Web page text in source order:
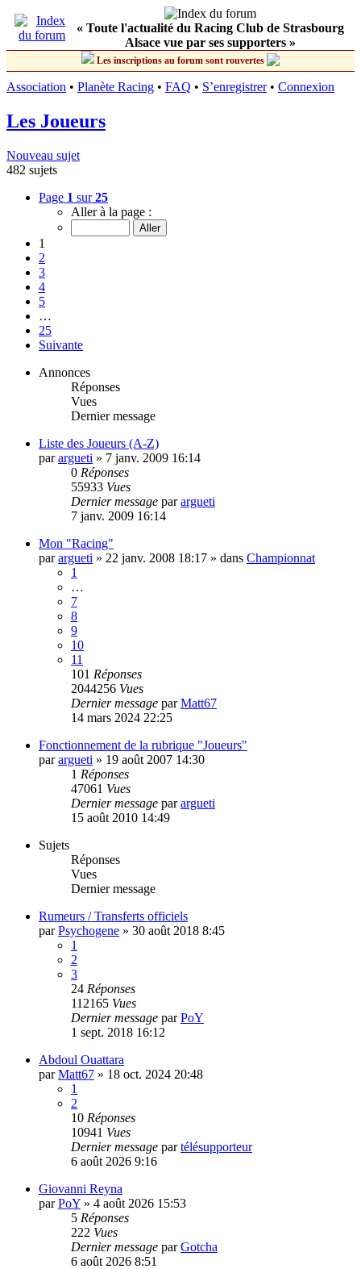
« Toute l'actualité du Racing Club de Strasbourg
Alsace vue par ses supporters »
Les inscriptions au forum sont rouvertes
Association • Planète Racing • FAQ • S’enregistrer• Connexion
Les Joueurs
Nouveau sujet
482 sujets
Page 1 sur25
Aller à la page :
1
2
3
4
5
…
25
Suivante
Annonces
Réponses
Vues
Dernier message
Liste des Joueurs (A-Z)
parargueti » 7 janv. 2009 16:14
0 Réponses
55933 Vues
Dernier message parargueti
7 janv. 2009 16:14
Mon "Racing"
parargueti » 22 janv. 2008 18:17 » dans Championnat
1
…
7
8
9
10
11
101 Réponses
2044256 Vues
Dernier message parMatt67
14 mars 2024 22:25
Fonctionnement de la rubrique "Joueurs"
parargueti » 19 août 2007 14:30
1 Réponses
47061 Vues
Dernier message parargueti
15 août 2010 14:49
Sujets
Réponses
Vues
Dernier message
Rumeurs / Transferts officiels
parPsychogene » 30 août 2018 8:45
1
2
3
24 Réponses
112165 Vues
Dernier message parPoY
1 sept. 2018 16:12
Abdoul Ouattara
parMatt67 » 18 oct. 2024 20:48
1
2
10 Réponses
10941 Vues
Dernier message partélésupporteur
6 août 2026 9:16
Giovanni Reyna
parPoY » 4 août 2026 15:53
5 Réponses
222 Vues
Dernier message parGotcha
6 août 2026 8:51